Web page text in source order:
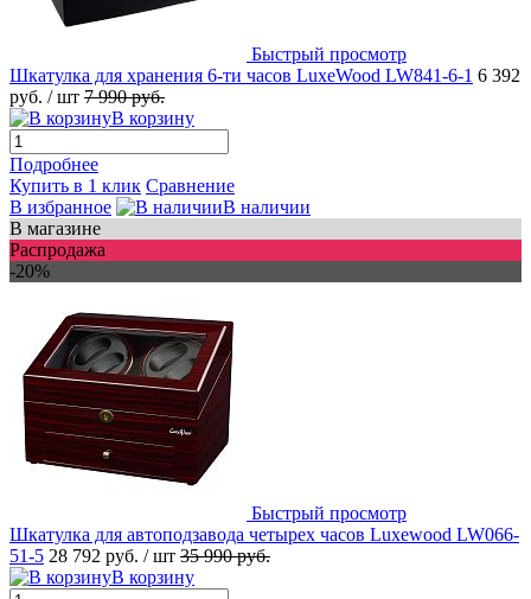
Быстрый просмотр
Шкатулка для хранения 6-ти часов LuxeWood LW841-6-1 6 392
руб. / шт 7 990 руб.
В корзину
Подробнее
Купить в 1 клик Сравнение
В избранное
В наличии
В магазине
Распродажа
-20%
Быстрый просмотр
Шкатулка для автоподзавода четырех часов Luxewood LW066-
51-5 28 792 руб. / шт 35 990 руб.
В корзину